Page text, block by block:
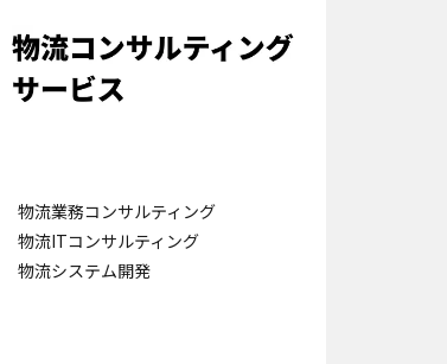
物流業務コンサルティング
物流ITコンサルティング
物流システム開発